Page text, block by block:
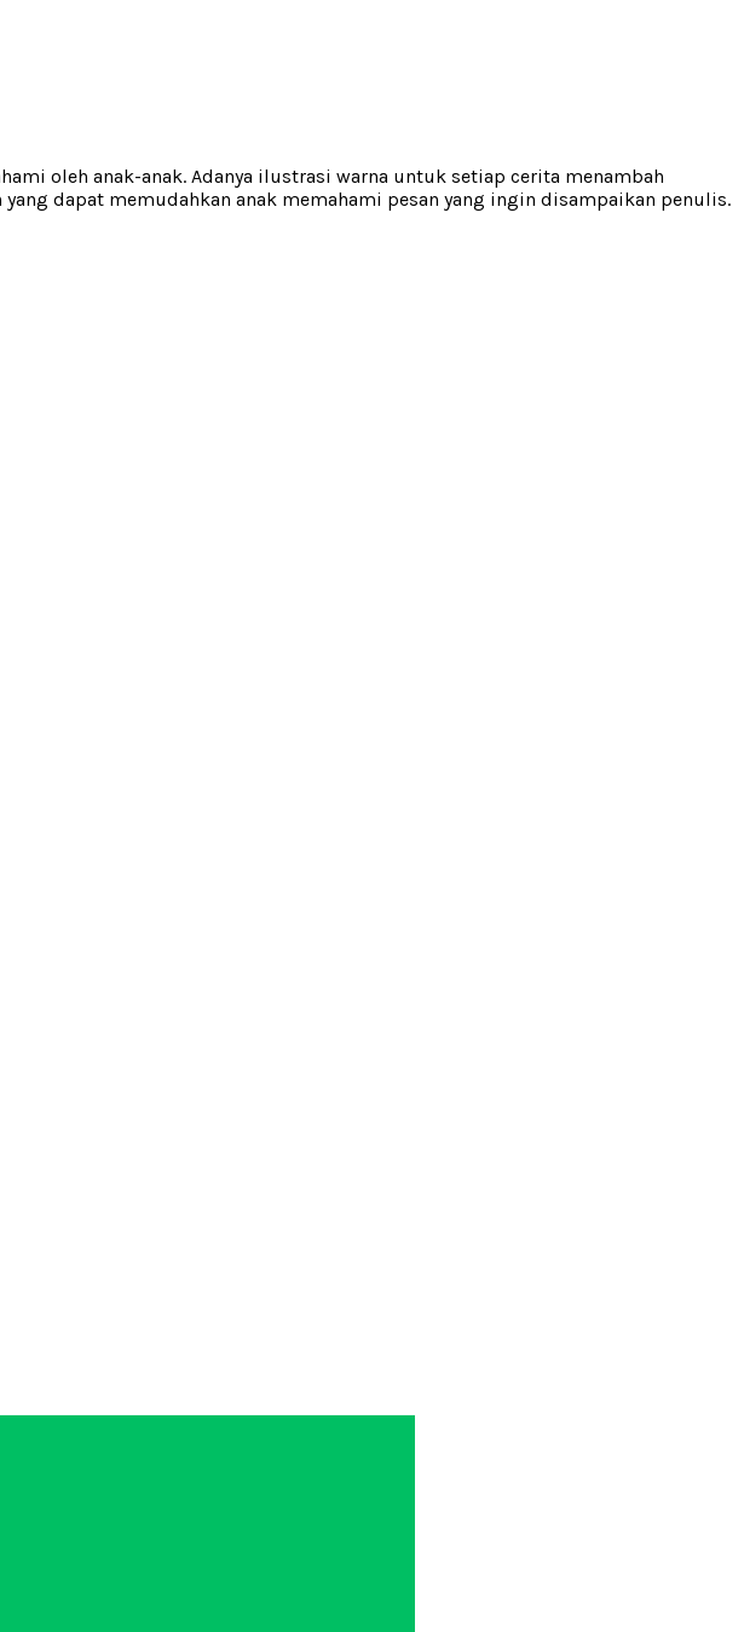
oleh anak-anak. Adanya ilustrasi warna untuk setiap cerita menambah
dapat memudahkan anak memahami pesan yang ingin disampaikan penulis.